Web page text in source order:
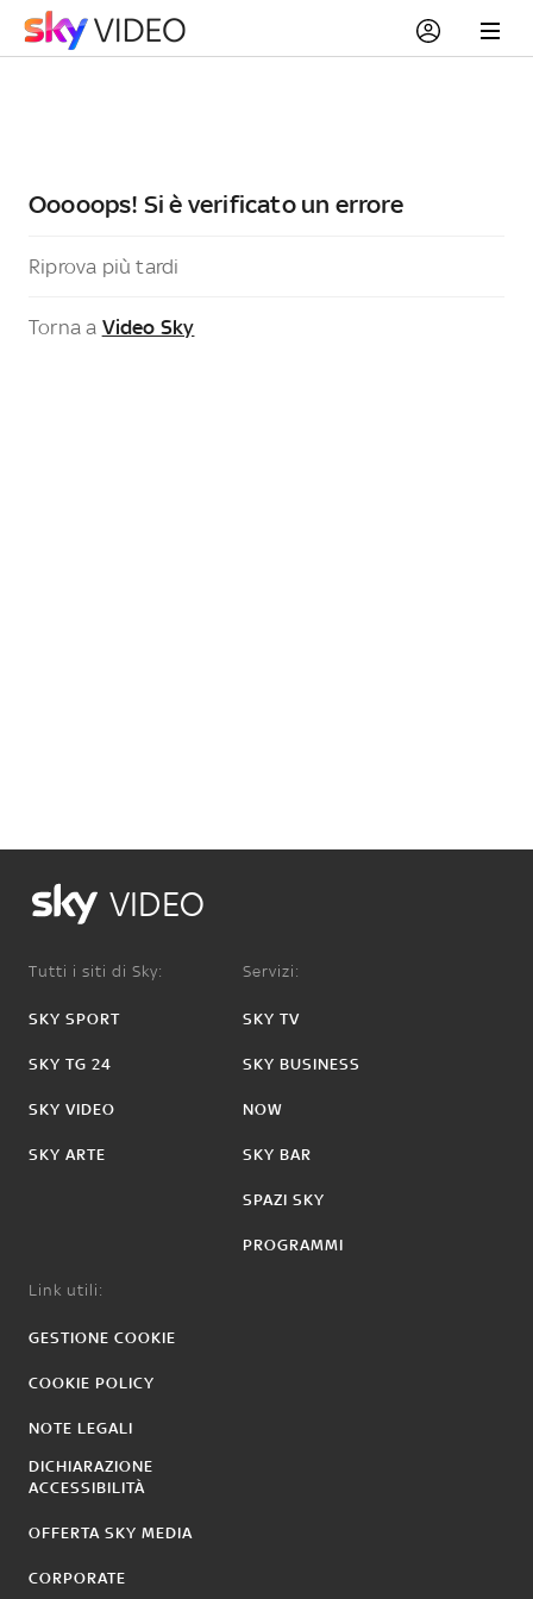
Ooooops! Si è verificato un errore
Riprova più tardi
Torna a Video Sky
VIDEO
Tutti i siti di Sky:
SKY SPORT
SKY TG 24
SKY VIDEO
SKY ARTE
Servizi:
SKY TV
SKY BUSINESS
NOW
SKY BAR
SPAZI SKY
PROGRAMMI
Link utili:
GESTIONE COOKIE
COOKIE POLICY
NOTE LEGALI
DICHIARAZIONE
ACCESSIBILITÀ
OFFERTA SKY MEDIA
CORPORATE